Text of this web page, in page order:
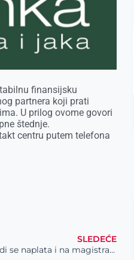
finansijsku
partnera koji prati
U prilog ovome govori
štednje.
centru putem telefona
SLEDEĆE
Poskupljuje putarina, uvodi se naplata i na magistralama?